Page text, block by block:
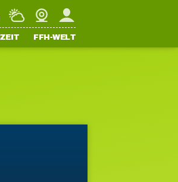
WetterWebcamMein FFH
FFH-WELT